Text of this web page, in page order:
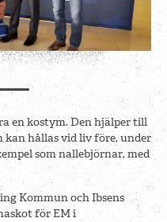
en kostym. Den hjälper till
kan hållas vid liv före, under
som nallebjörnar, med
Kommun och Ibsens
för EM i